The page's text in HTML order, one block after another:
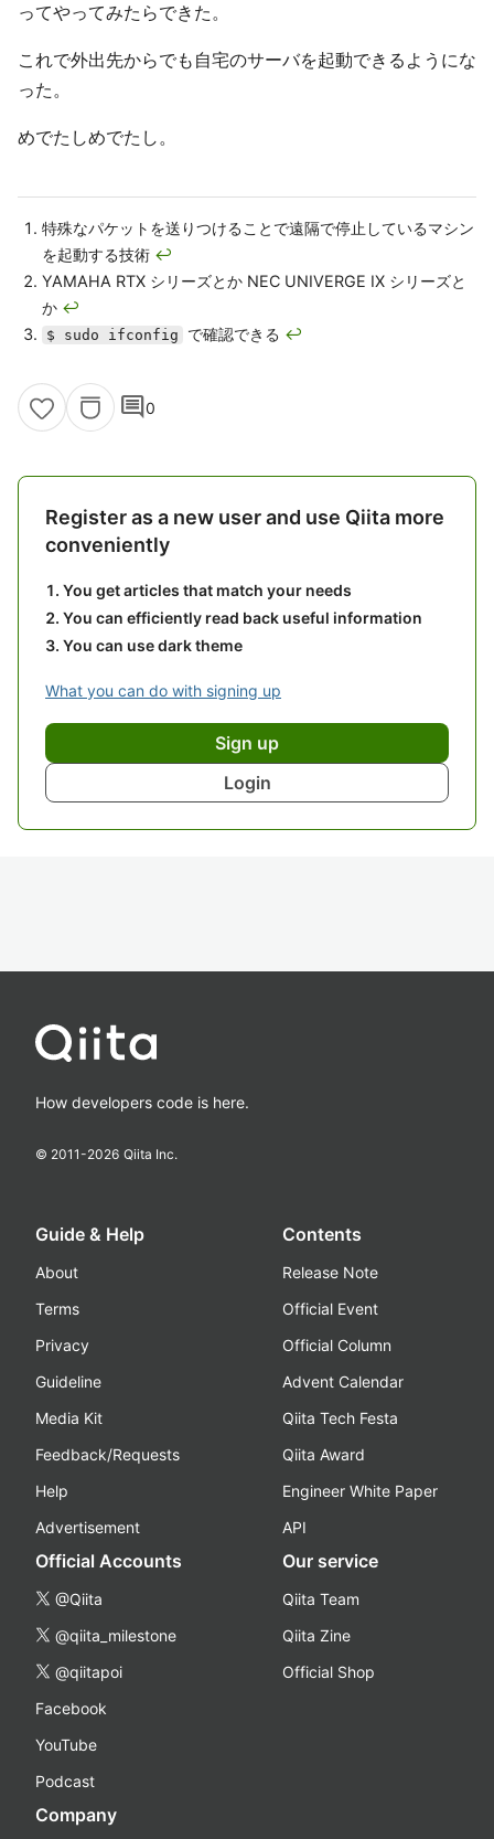
ってやってみたらできた。
これで外出先からでも自宅のサーバを起動できるようにな
った。
めでたしめでたし。
特殊なパケットを送りつけることで遠隔で停止しているマシン
を起動する技術 ↩
YAMAHA RTX シリーズとか NEC UNIVERGE IX シリーズと
か ↩
$ sudo ifconfig で確認できる ↩
comment0
Register as a new user and use Qiita more
conveniently
You get articles that match your needs
You can efficiently read back useful information
You can use dark theme
What you can do with signing up
Sign up
Login
How developers code is here.
© 2011-2026 Qiita Inc.
Guide & Help
About
Terms
Privacy
Guideline
Media Kit
Feedback/Requests
Help
Advertisement
Contents
Release Note
Official Event
Official Column
Advent Calendar
Qiita Tech Festa
Qiita Award
Engineer White Paper
API
Official Accounts
@Qiita
@qiita_milestone
@qiitapoi
Facebook
YouTube
Podcast
Our service
Qiita Team
Qiita Zine
Official Shop
Company